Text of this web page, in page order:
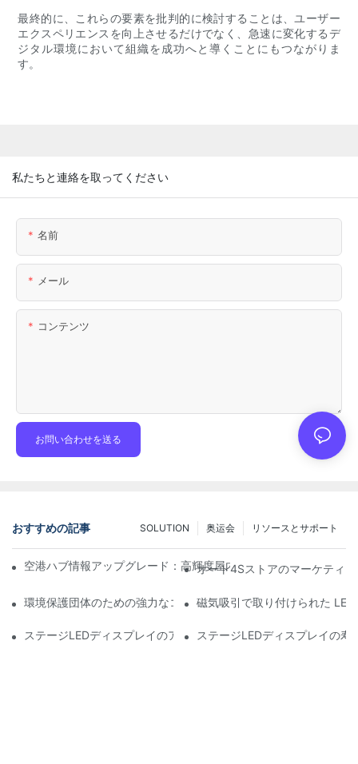
最終的に、これらの要素を批判的に検討することは、ユーザー
エクスペリエンスを向上させるだけでなく、急速に変化するデ
ジタル環境において組織を成功へと導くことにもつながりま
す。
私たちと連絡を取ってください
名前
メール
コンテンツ
お問い合わせを送る
おすすめの記事 リソースとサポート
奥运会
SOLUTION
空港ハブ情報アップグレード：高輝度屋内LEDスクリーン向け飛
オート4Sストアのマーケティ
環境保護団体のための強力なコミュニケーションツール：ダイナ
磁気吸引で取り付けられた
ステージLEDディスプレイのアフターサービスの重要性と安全対策
ステージLEDディスプレイの